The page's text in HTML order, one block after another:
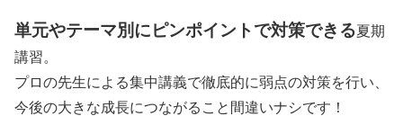
単元やテーマ別にピンポイントで対策できる夏期
講習。
プロの先生による集中講義で徹底的に弱点の対策を行い、
今後の大きな成長につながること間違いナシです！